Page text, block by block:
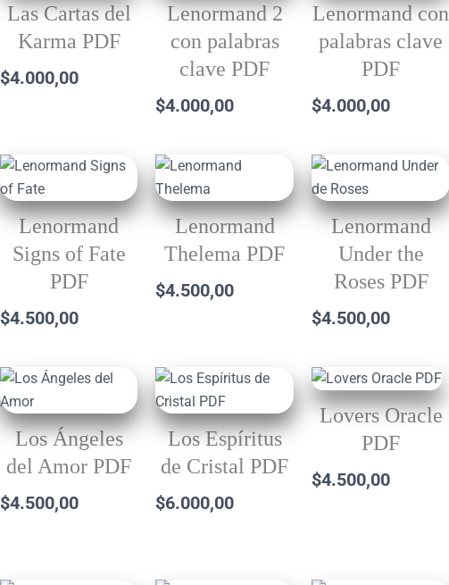
Las Cartas del
Karma PDF
$4.000,00
Lenormand 2
con palabras
clave PDF
$4.000,00
Lenormand con
palabras clave
PDF
$4.000,00
Lenormand
Signs of Fate
PDF
$4.500,00
Lenormand
Thelema PDF
$4.500,00
Lenormand
Under the
Roses PDF
$4.500,00
Los Ángeles
del Amor PDF
$4.500,00
Los Espíritus
de Cristal PDF
$6.000,00
Lovers Oracle
PDF
$4.500,00